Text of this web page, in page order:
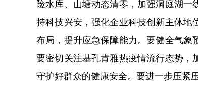
险水库、山塘动态清零，加强洞庭湖
持科技兴安，强化企业科技创新主体
布局，提升应急保障能力。要健全气象
要密切关注基孔肯雅热疫情流行态势，
守护好群众的健康安全。要进一步压紧